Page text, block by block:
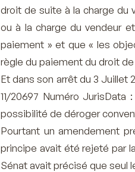
droit de suite à la charge du
ou à la charge du vendeur
paiement » et que « les
règle du paiement du droit
Et dans son arrêt du 3 Juillet
11/20697 Numéro JurisData
possibilité de déroger
Pourtant un amendement
principe avait été rejeté par
Sénat avait précisé que seul